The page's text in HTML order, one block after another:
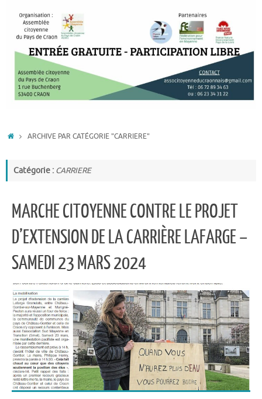
ACCUEIL
ARCHIVE PAR CATÉGORIE "CARRIERE"
Catégorie : CARRIERE
MARCHE CITOYENNE CONTRE LE PROJET
D’EXTENSION DE LA CARRIÈRE LAFARGE –
SAMEDI 23 MARS 2024